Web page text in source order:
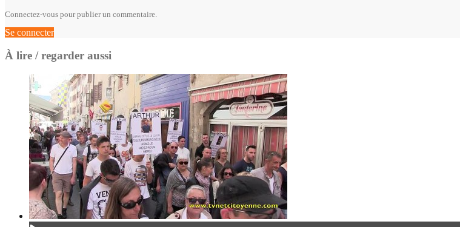
Connectez-vous pour publier un commentaire.
Se connecter
À lire / regarder aussi